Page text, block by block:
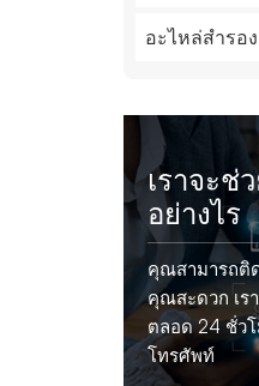
อะไหล่สำรอง
เราจะช่
อย่างไร
คุณสามารถติ
คุณสะดวก เร
ตลอด 24 ชั่วโ
โทรศัพท์